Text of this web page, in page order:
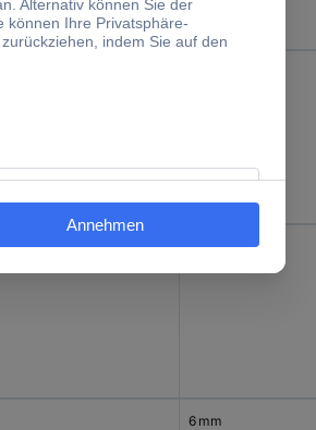
6 mm
6 mm